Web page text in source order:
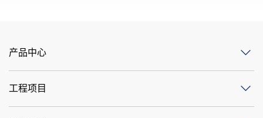
产品中心
工程项目